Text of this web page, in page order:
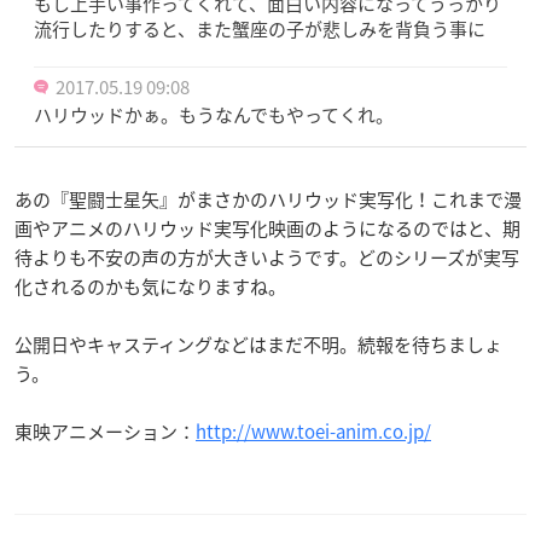
流行したりすると、また蟹座の子が悲しみを背負う事に
2017.05.19 09:08
ハリウッドかぁ。もうなんでもやってくれ。
あの『聖闘士星矢』がまさかのハリウッド実写化！これまで漫
画やアニメのハリウッド実写化映画のようになるのではと、期
待よりも不安の声の方が大きいようです。どのシリーズが実写
化されるのかも気になりますね。
公開日やキャスティングなどはまだ不明。続報を待ちましょ
う。
東映アニメーション： http://www.toei-anim.co.jp/